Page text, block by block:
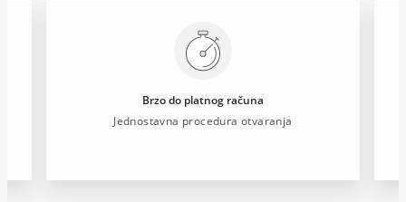
Brzo do platnog računa
Jednostavna procedura otvaranja